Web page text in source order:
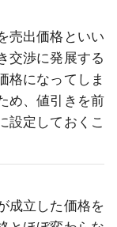
売出価格といい
交渉に発展する
格になってしま
め、値引きを前
設定しておくこ
成立した価格を